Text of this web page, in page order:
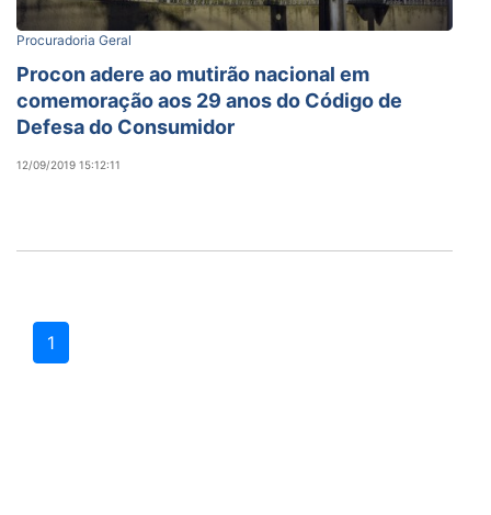
Procuradoria Geral
Procon adere ao mutirão nacional em
comemoração aos 29 anos do Código de
Defesa do Consumidor
12/09/2019 15:12:11
1